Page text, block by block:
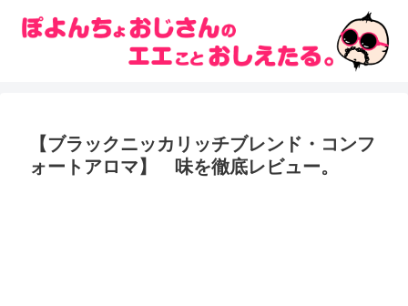
【ブラックニッカリッチブレンド・コンフ
ォートアロマ】 味を徹底レビュー。